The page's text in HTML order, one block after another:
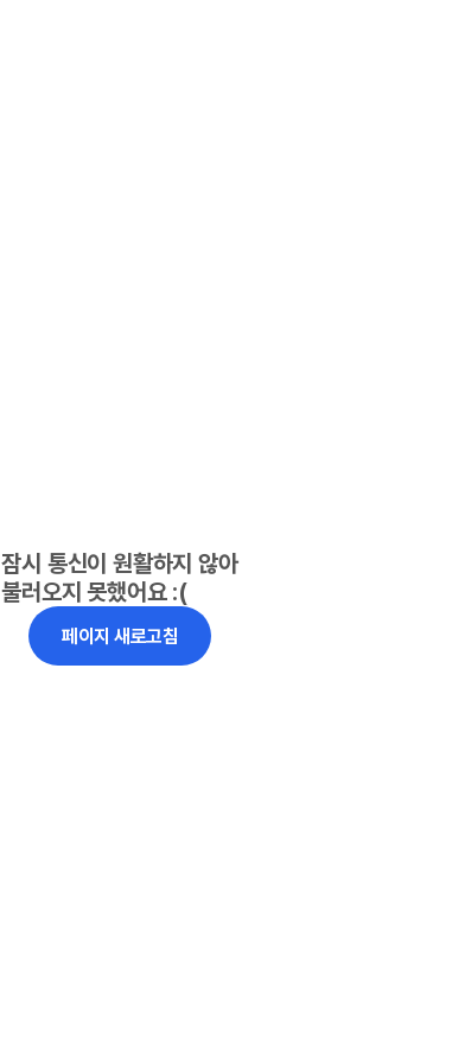
잠시 통신이 원활하지 않아
불러오지 못했어요 :(
페이지 새로고침